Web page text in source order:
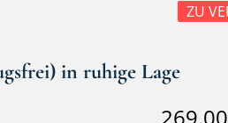
ZU
in ruhige Lage